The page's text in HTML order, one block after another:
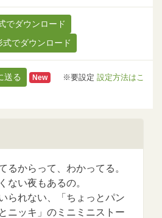
でダウンロード
式でダウンロード
送る New ※要設定 設定方法はこ
るからって、わかってる。
ない夜もあるの。
られない、「ちょっとパン
ニッキ」のミニミニストー